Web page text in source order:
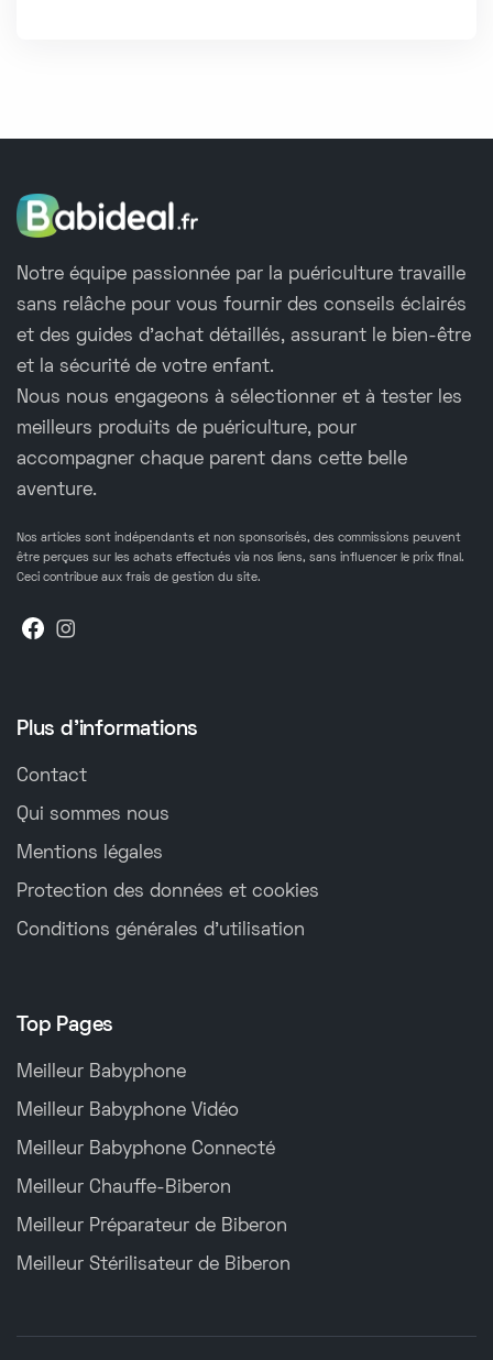
Notre équipe passionnée par la puériculture travaille
sans relâche pour vous fournir des conseils éclairés
et des guides d'achat détaillés, assurant le bien-être
et la sécurité de votre enfant.
Nous nous engageons à sélectionner et à tester les
meilleurs produits de puériculture, pour
accompagner chaque parent dans cette belle
aventure.
Nos articles sont indépendants et non sponsorisés, des commissions peuvent
être perçues sur les achats effectués via nos liens, sans influencer le prix final.
Ceci contribue aux frais de gestion du site.
Plus d'informations
Contact
Qui sommes nous
Mentions légales
Protection des données et cookies
Conditions générales d’utilisation
Top Pages
Meilleur Babyphone
Meilleur Babyphone Vidéo
Meilleur Babyphone Connecté
Meilleur Chauffe-Biberon
Meilleur Préparateur de Biberon
Meilleur Stérilisateur de Biberon